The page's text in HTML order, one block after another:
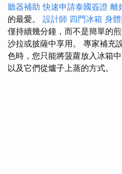
聽器補助 快速申請泰國簽證 離
的最愛。 設計師 四門冰箱 身
僅持續幾分鐘，而不是簡單的
沙拉或披薩中享用。 專家補充
色時，您只能將菠蘿放入冰箱
以及它們從爐子上蒸的方式。